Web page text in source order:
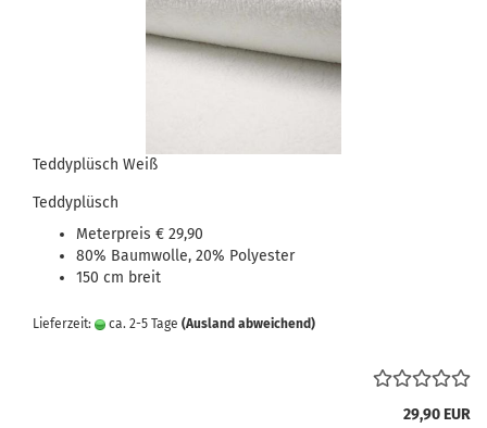
Teddyplüsch Weiß
Teddyplüsch
Meterpreis € 29,90
80% Baumwolle, 20% Polyester
150 cm breit
Lieferzeit: ca. 2-5 Tage (Ausland abweichend)
29,90 EUR